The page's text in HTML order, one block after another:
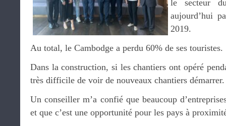
le secteur
aujourd’hui
2019.
Au total, le Cambodge a perdu 60% de ses touristes.
Dans la construction, si les chantiers ont opéré
très difficile de voir de nouveaux chantiers démarrer.
Un conseiller m’a confié que beaucoup
et que c’est une opportunité pour les pays à